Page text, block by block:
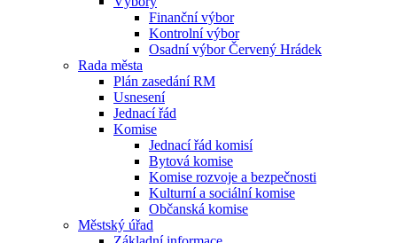
Finanční výbor
Kontrolní výbor
Osadní výbor Červený Hrádek
Rada města
Plán zasedání RM
Usnesení
Jednací řád
Komise
Jednací řád komisí
Bytová komise
Komise rozvoje a bezpečnosti
Kulturní a sociální komise
Občanská komise
Městský úřad